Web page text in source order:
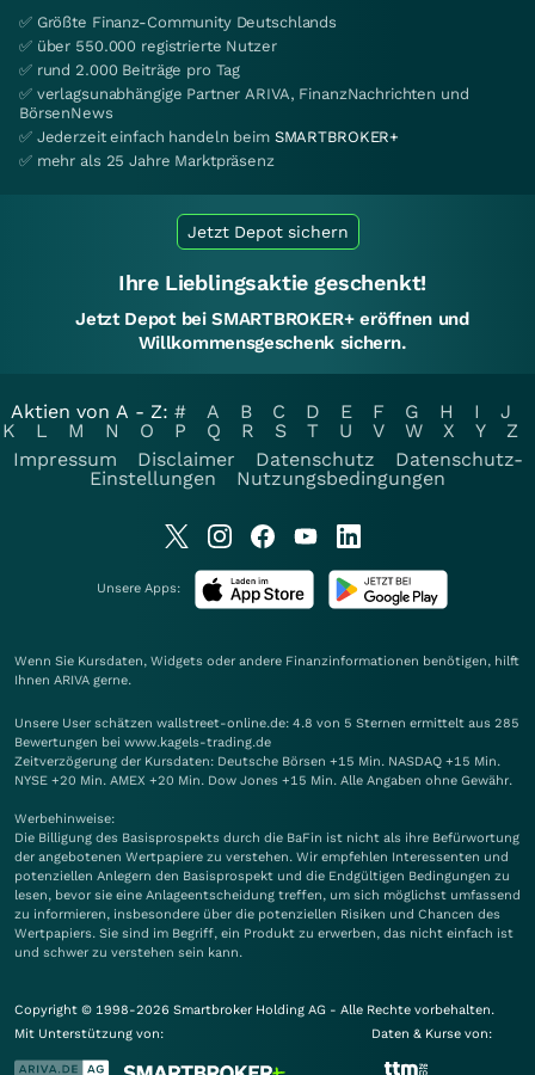
✅ Größte Finanz-Community Deutschlands
✅ über 550.000 registrierte Nutzer
✅ rund 2.000 Beiträge pro Tag
✅ verlagsunabhängige Partner ARIVA, FinanzNachrichten und
BörsenNews
✅ Jederzeit einfach handeln beim SMARTBROKER+
✅ mehr als 25 Jahre Marktpräsenz
Jetzt Depot sichern
Ihre Lieblingsaktie geschenkt!
Jetzt Depot bei SMARTBROKER+ eröffnen und
Willkommensgeschenk sichern.
Aktien von A - Z: # A B C D E F G H I
J
K
L M N O P Q R S T U V W X Y
Z
Impressum
Disclaimer Datenschutz
Datenschutz-
Einstellungen
Nutzungsbedingungen
Unsere Apps:
Wenn Sie Kursdaten, Widgets oder andere Finanzinformationen benötigen, hilft
Ihnen ARIVA gerne.
Unsere User schätzen wallstreet-online.de: 4.8 von 5 Sternen ermittelt aus 285
Bewertungen bei www.kagels-trading.de
Zeitverzögerung der Kursdaten: Deutsche Börsen +15 Min. NASDAQ +15 Min.
NYSE +20 Min. AMEX +20 Min. Dow Jones +15 Min. Alle Angaben ohne Gewähr.
Werbehinweise:
Die Billigung des Basisprospekts durch die BaFin ist nicht als ihre Befürwortung
der angebotenen Wertpapiere zu verstehen. Wir empfehlen Interessenten und
potenziellen Anlegern den Basisprospekt und die Endgültigen Bedingungen zu
lesen, bevor sie eine Anlageentscheidung treffen, um sich möglichst umfassend
zu informieren, insbesondere über die potenziellen Risiken und Chancen des
Wertpapiers. Sie sind im Begriff, ein Produkt zu erwerben, das nicht einfach ist
und schwer zu verstehen sein kann.
Copyright © 1998-2026 Smartbroker Holding AG - Alle Rechte vorbehalten.
Mit Unterstützung von:
Daten & Kurse von: